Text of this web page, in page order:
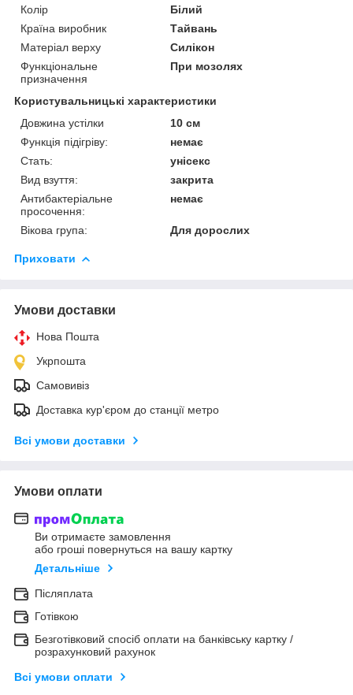
Колір
Білий
Країна виробник
Тайвань
Матеріал верху
Силікон
Функціональне
призначення
При мозолях
Користувальницькі характеристики
Довжина устілки
10 см
Функція підігріву:
немає
Стать:
унісекс
Вид взуття:
закрита
Антибактеріальне
просочення:
немає
Вікова група: Для дорослих
Приховати
Умови доставки
Нова Пошта
Укрпошта
Самовивіз
Доставка кур'єром до станції метро
Всі умови доставки
Умови оплати
Ви отримаєте замовлення
або гроші повернуться на вашу картку
Детальніше
Післяплата
Готівкою
Безготівковий спосіб оплати на банківську картку /
розрахунковий рахунок
Всі умови оплати